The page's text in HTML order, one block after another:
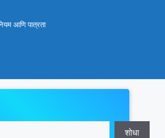
आणि पात्रता
शोधा